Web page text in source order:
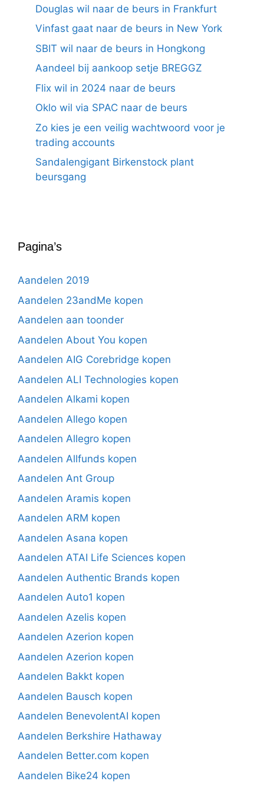
Douglas wil naar de beurs in Frankfurt
Vinfast gaat naar de beurs in New York
SBIT wil naar de beurs in Hongkong
Aandeel bij aankoop setje BREGGZ
Flix wil in 2024 naar de beurs
Oklo wil via SPAC naar de beurs
Zo kies je een veilig wachtwoord voor je
trading accounts
Sandalengigant Birkenstock plant
beursgang
Pagina’s
Aandelen 2019
Aandelen 23andMe kopen
Aandelen aan toonder
Aandelen About You kopen
Aandelen AIG Corebridge kopen
Aandelen ALI Technologies kopen
Aandelen Alkami kopen
Aandelen Allego kopen
Aandelen Allegro kopen
Aandelen Allfunds kopen
Aandelen Ant Group
Aandelen Aramis kopen
Aandelen ARM kopen
Aandelen Asana kopen
Aandelen ATAI Life Sciences kopen
Aandelen Authentic Brands kopen
Aandelen Auto1 kopen
Aandelen Azelis kopen
Aandelen Azerion kopen
Aandelen Azerion kopen
Aandelen Bakkt kopen
Aandelen Bausch kopen
Aandelen BenevolentAI kopen
Aandelen Berkshire Hathaway
Aandelen Better.com kopen
Aandelen Bike24 kopen